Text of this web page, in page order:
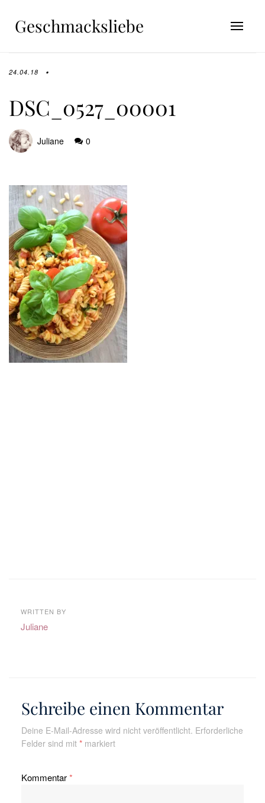
Geschmacksliebe
24.04.18
DSC_0527_00001
Juliane 0
WRITTEN BY
Juliane
Schreibe einen Kommentar
Deine E-Mail-Adresse wird nicht veröffentlicht. Erforderliche
Felder sind mit *markiert
Kommentar*